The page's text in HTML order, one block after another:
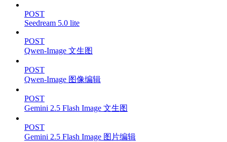
POST
Seedream 5.0 lite
POST
Qwen-Image 文生图
POST
Qwen-Image 图像编辑
POST
Gemini 2.5 Flash Image 文生图
POST
Gemini 2.5 Flash Image 图片编辑